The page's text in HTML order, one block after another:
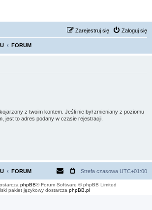
Zaloguj się
Zarejestruj się
FORUM
z twoim kontem. Jeśli nie był zmieniany z poziomu
jest to adres podany w czasie rejestracji.
FORUM Strefa czasowa UTC+01:00
phpBB® Forum Software © phpBB Limited
pakiet językowy dostarcza phpBB.pl